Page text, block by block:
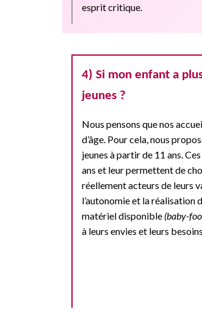
esprit critique.
4) Si mon enfant a
jeunes ?
Nous pensons que nos
d’âge. Pour cela, nous
jeunes à partir de 11 ans.
ans et leur permettent de
réellement acteurs de leurs
l’autonomie et la réalisation
matériel disponible (baby-
à leurs envies et leurs besoins.